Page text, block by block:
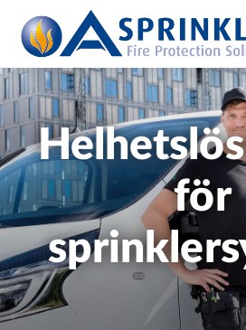
för